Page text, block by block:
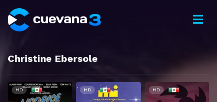
Christine Ebersole
HD HD HD